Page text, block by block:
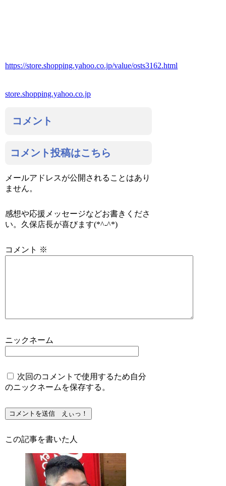
https://store.shopping.yahoo.co.jp/value/osts3162.html
store.shopping.yahoo.co.jp
コメント
コメント投稿はこちら
メールアドレスが公開されることはあり
ません。
感想や応援メッセージなどお書きくださ
い。久保店長が喜びます(*^-^*)
コメント ※
ニックネーム
次回のコメントで使用するため自分
のニックネームを保存する。
この記事を書いた人